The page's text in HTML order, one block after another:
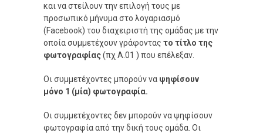
και να στείλουν την επιλογή τους με
προσωπικό μήνυμα στο λογαριασμό
(Facebook) του διαχειριστή της ομάδας με την
οποία συμμετέχουν γράφοντας το τίτλο της
φωτογραφίας(πχ A.01 ) που επέλεξαν.
Οι συμμετέχοντες μπορούν να ψηφίσουν
μόνο 1 (μία) φωτογραφία.
Οι συμμετέχοντες δεν μπορούν να ψηφίσουν
φωτογραφία από την δική τους ομάδα. Οι